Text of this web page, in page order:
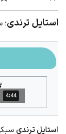
زبان
استایل ترندی؛
مدت: 4 دقیقه و 44 ثانیه
4:44
استایل ترندی